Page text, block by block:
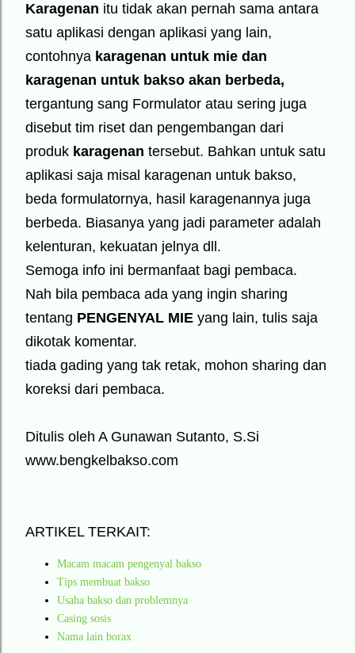
Karagenan itu tidak akan pernah sama antara
satu aplikasi dengan aplikasi yang lain,
contohnya karagenan untuk mie dan
karagenan untuk bakso akan berbeda,
tergantung sang Formulator atau sering juga
disebut tim riset dan pengembangan dari
produk karagenan tersebut. Bahkan untuk satu
aplikasi saja misal karagenan untuk bakso,
beda formulatornya, hasil karagenannya juga
berbeda. Biasanya yang jadi parameter adalah
kelenturan, kekuatan jelnya dll.
Semoga info ini bermanfaat bagi pembaca.
Nah bila pembaca ada yang ingin sharing
tentang PENGENYAL MIE yang lain, tulis saja
dikotak komentar.
tiada gading yang tak retak, mohon sharing dan
koreksi dari pembaca.
Ditulis oleh A Gunawan Sutanto, S.Si
www.bengkelbakso.com
ARTIKEL TERKAIT:
Macam macam pengenyal bakso
Tips membuat bakso
Usaha bakso dan problemnya
Casing sosis
Nama lain borax